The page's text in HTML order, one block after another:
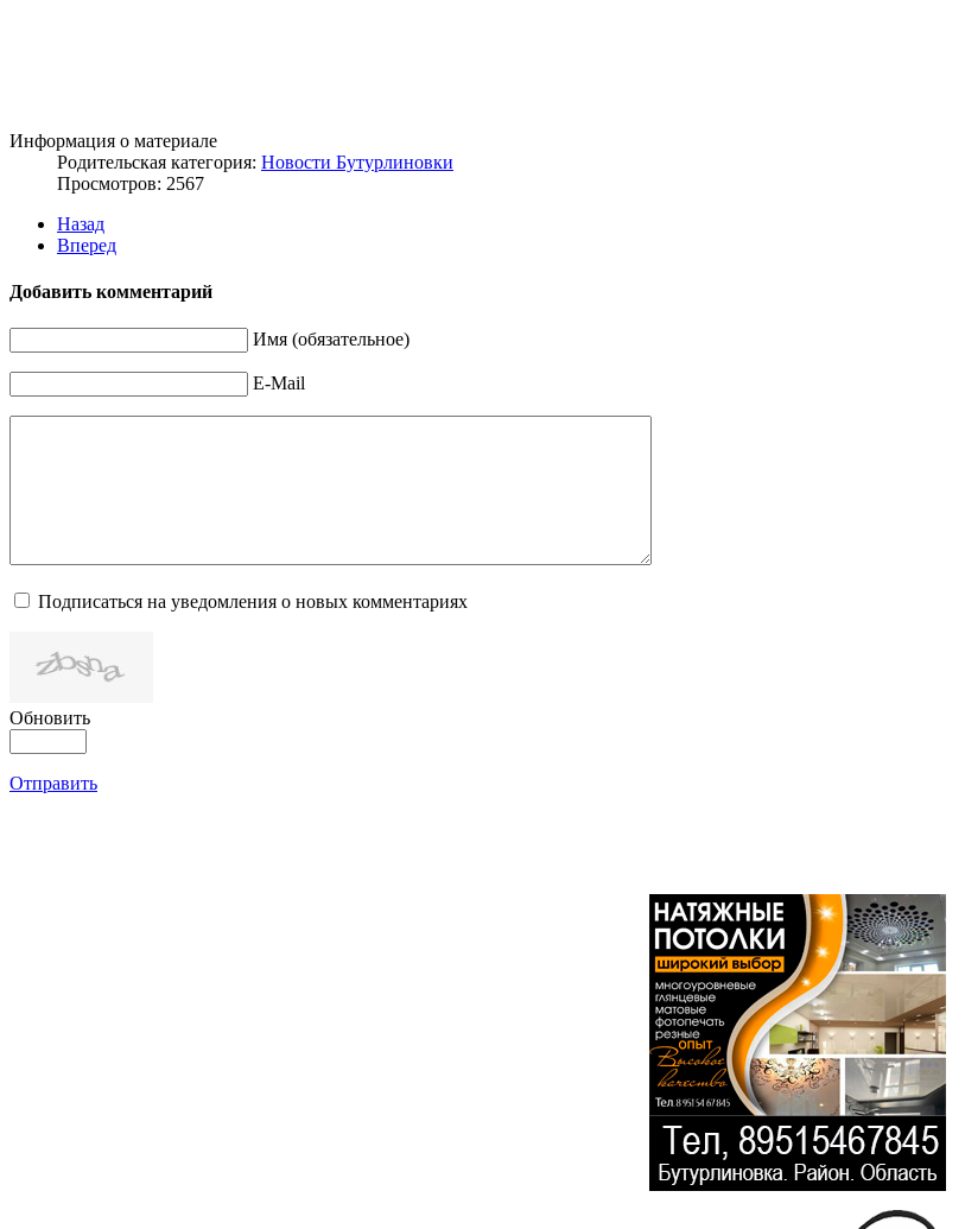
Информация о материале
Родительская категория: Новости Бутурлиновки
Просмотров: 2567
Назад
Вперед
Добавить комментарий
Имя (обязательное)
E-Mail
Подписаться на уведомления о новых комментариях
Обновить
Отправить